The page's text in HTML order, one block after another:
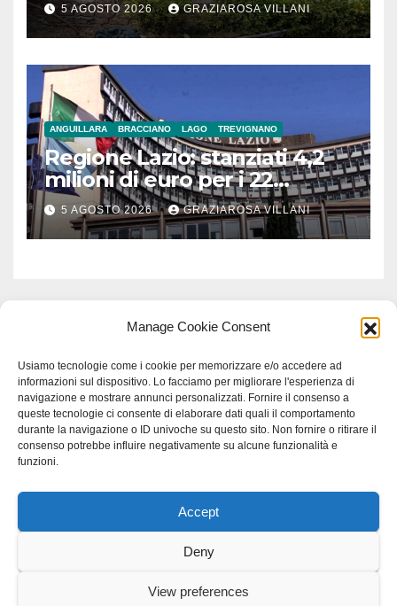
Manage Cookie Consent
Usiamo tecnologie come i cookie per memorizzare e/o accedere ad
informazioni sul dispositivo. Lo facciamo per migliorare l'esperienza di
navigazione e mostrare annunci personalizzati. Fornire il consenso a
queste tecnologie ci consente di elaborare dati quali il comportamento
durante la navigazione o ID univoche su questo sito. Non fornire o ritirare il
consenso potrebbe influire negativamente su alcune funzionalità e
funzioni.
Accept
Deny
View preferences
5 AGOSTO 2026 GRAZIAROSA VILLANI
ANGUILLARA BRACCIANO LAGO TREVIGNANO
Regione Lazio: stanziati 4,2
milioni di euro per i 22
Comuni dell’Etruria
Meridionale
5 AGOSTO 2026 GRAZIAROSA VILLANI
Proudly powered by WordPress|Tema: Newspaperex di
Scienzastudio specialistico bracciano